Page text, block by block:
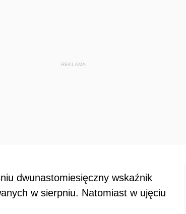
dwunastomiesięczny wskaźnik
w sierpniu. Natomiast w ujęciu